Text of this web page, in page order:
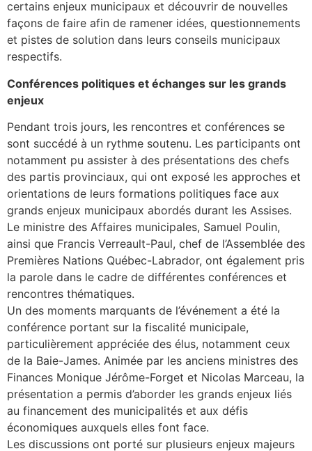
certains enjeux municipaux et découvrir de nouvelles
façons de faire afin de ramener idées, questionnements
et pistes de solution dans leurs conseils municipaux
respectifs.
Conférences politiques et échanges sur les grands
enjeux
Pendant trois jours, les rencontres et conférences se
sont succédé à un rythme soutenu. Les participants ont
notamment pu assister à des présentations des chefs
des partis provinciaux, qui ont exposé les approches et
orientations de leurs formations politiques face aux
grands enjeux municipaux abordés durant les Assises.
Le ministre des Affaires municipales, Samuel Poulin,
ainsi que Francis Verreault-Paul, chef de l’Assemblée des
Premières Nations Québec-Labrador, ont également pris
la parole dans le cadre de différentes conférences et
rencontres thématiques.
Un des moments marquants de l’événement a été la
conférence portant sur la fiscalité municipale,
particulièrement appréciée des élus, notamment ceux
de la Baie-James. Animée par les anciens ministres des
Finances Monique Jérôme-Forget et Nicolas Marceau, la
présentation a permis d’aborder les grands enjeux liés
au financement des municipalités et aux défis
économiques auxquels elles font face.
Les discussions ont porté sur plusieurs enjeux majeurs